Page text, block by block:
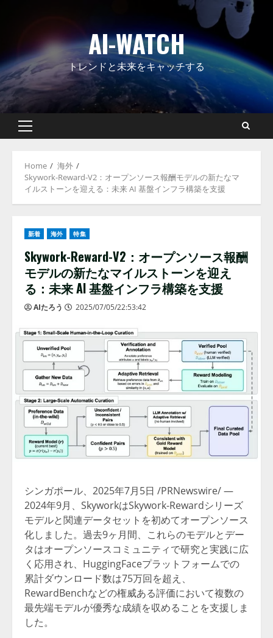
AI-WATCH
トレンドと未来をキャッチする
Primary
Home
海外
Skywork-Reward-V2：オープンソース報酬モデルの新たなマ
イルストーンを迎える：未来 AI 基盤インフラ構築を支援
新着 海外 特集
Skywork-Reward-V2：オープンソース報酬
モデルの新たなマイルストーンを迎え
る：未来 AI 基盤インフラ構築を支援
AIたろう 2025/07/05/22:53:42
シンガポール、2025年7月5日 /PRNewswire/ —
2024年9月、SkyworkはSkywork-Rewardシリーズ
モデルと関連データセットを初めてオープンソース
化しました。過去9ヶ月間、これらのモデルとデー
タはオープンソースコミュニティで研究と実践に広
く応用され、HuggingFaceプラットフォームでの
累計ダウンロード数は75万回を超え、
RewardBenchなどの権威ある評価において複数の
最先端モデルが優秀な成績を収めることを支援しま
した。